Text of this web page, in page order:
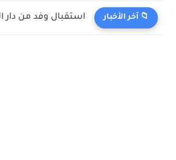
📁 آخر الأخبار